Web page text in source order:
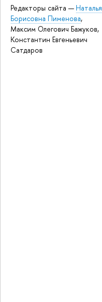
Редакторы сайта —Наталья
Борисовна Пименова,
Максим Олегович Бажуков,
Константин Евгеньевич
Сатдаров